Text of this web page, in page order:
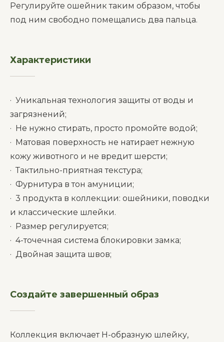
Регулируйте ошейник таким образом, чтобы
под ним свободно помещались два пальца.
Характеристики
· Уникальная технология защиты от воды и
загрязнений;
· Не нужно стирать, просто промойте водой;
· Матовая поверхность не натирает нежную
кожу животного и не вредит шерсти;
· Тактильно-приятная текстура;
· Фурнитура в тон амуниции;
· 3 продукта в коллекции: ошейники, поводки
и классические шлейки.
· Размер регулируется;
· 4-точечная система блокировки замка;
· Двойная защита швов;
Создайте завершенный образ
Коллекция включает Н-образную шлейку,